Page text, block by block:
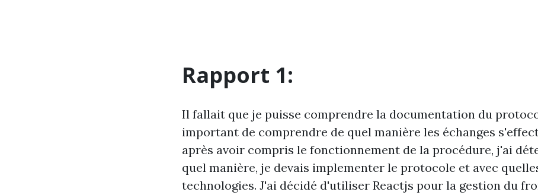
Rapport 1:
Il fallait que je puisse comprendre la documentation du
important de comprendre de quel manière les échanges
après avoir compris le fonctionnement de la procédure, j'ai
quel manière, je devais implementer le protocole et avec
technologies. J'ai décidé d'utiliser Reactjs pour la gestion du